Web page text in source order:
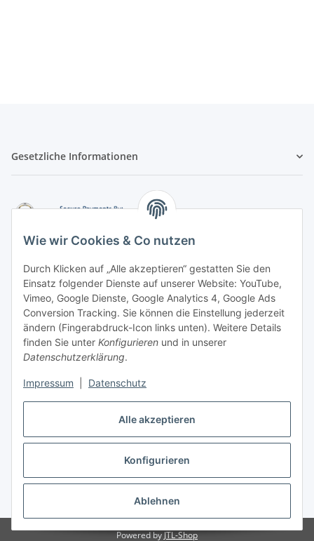
Alle akzeptieren
Konfigurieren
Ablehnen
Wie wir Cookies & Co nutzen
Durch Klicken auf „Alle akzeptieren“ gestatten Sie den
Einsatz folgender Dienste auf unserer Website: YouTube,
Vimeo, Google Dienste, Google Analytics 4, Google Ads
Conversion Tracking. Sie können die Einstellung jederzeit
ändern (Fingerabdruck-Icon links unten). Weitere Details
finden Sie unter Konfigurieren und in unserer
Datenschutzerklärung.
Impressum Datenschutz
Gesetzliche Informationen
Vorkasse per Überweisung
Zahlung per PayPal
Zahlung per Google Pay (PayPal)
Zahlung per Apple Pay (PayPal)
Zahlung per amazon payments
FAQ
Weitere Informationen
Vertrag widerrufen
* Alle Preise inkl. gesetzlicher USt., zzgl.Versand
Powered byJTL-Shop